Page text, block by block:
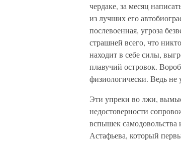
чердаке, за месяц
из лучших его
послевоенная, угроза
страшней всего, что
находит в себе силы,
плавучий островок.
физиологически. Ведь не
Эти упреки во лжи,
недостоверности
вспышек
Астафьева, который